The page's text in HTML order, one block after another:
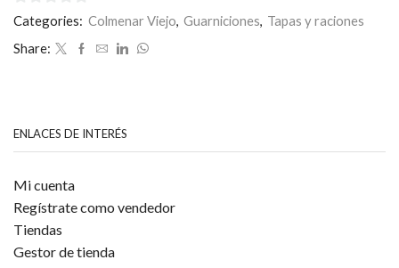
0
5
Categories: Colmenar Viejo Guarniciones Tapas y raciones
Share:
ENLACES DE INTERÉS
Mi cuenta
Regístrate como vendedor
Tiendas
Gestor de tienda